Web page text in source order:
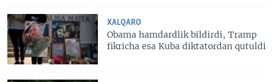
XALQARO
Obama hamdardlik bildirdi, Tramp
fikricha esa Kuba diktatordan qutuldi